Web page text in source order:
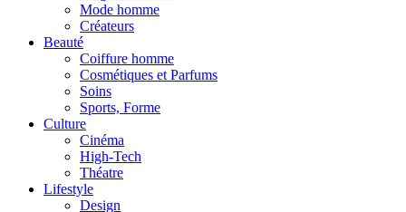
Mode homme
Créateurs
Beauté
Coiffure homme
Cosmétiques et Parfums
Soins
Sports, Forme
Culture
Cinéma
High-Tech
Théatre
Lifestyle
Design